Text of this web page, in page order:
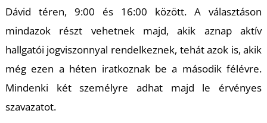
Dávid téren, 9:00 és 16:00 között. A választáson
mindazok részt vehetnek majd, akik aznap aktív
hallgatói jogviszonnyal rendelkeznek, tehát azok is, akik
még ezen a héten iratkoznak be a második félévre.
Mindenki két személyre adhat majd le érvényes
szavazatot.